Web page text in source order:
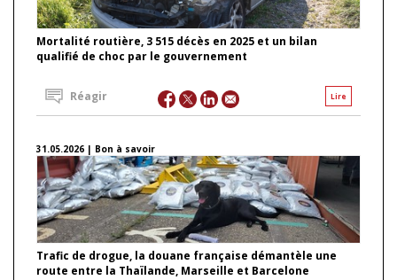
Mortalité routière, 3 515 décès en 2025 et un bilan
qualifié de choc par le gouvernement
Lire
Réagir
31.05.2026 | Bon à savoir
Trafic de drogue, la douane française démantèle une
route entre la Thaïlande, Marseille et Barcelone